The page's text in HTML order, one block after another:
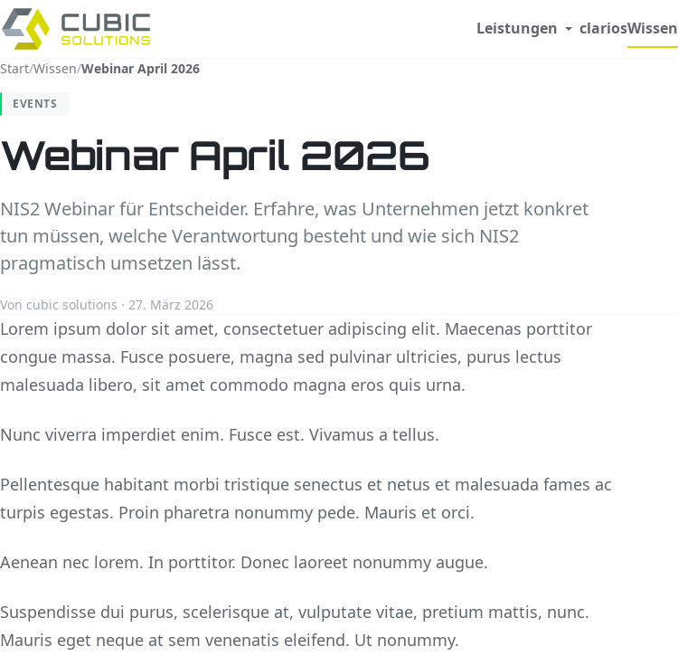
Leistungen clariosWissen
Start/Wissen/Webinar April 2026
EVENTS
Webinar April 2026
NIS2 Webinar für Entscheider. Erfahre, was Unternehmen jetzt konkret
tun müssen, welche Verantwortung besteht und wie sich NIS2
pragmatisch umsetzen lässt.
Von cubic solutions · 27. März 2026
Lorem ipsum dolor sit amet, consectetuer adipiscing elit. Maecenas porttitor
congue massa. Fusce posuere, magna sed pulvinar ultricies, purus lectus
malesuada libero, sit amet commodo magna eros quis urna.
Nunc viverra imperdiet enim. Fusce est. Vivamus a tellus.
Pellentesque habitant morbi tristique senectus et netus et malesuada fames ac
turpis egestas. Proin pharetra nonummy pede. Mauris et orci.
Aenean nec lorem. In porttitor. Donec laoreet nonummy augue.
Suspendisse dui purus, scelerisque at, vulputate vitae, pretium mattis, nunc.
Mauris eget neque at sem venenatis eleifend. Ut nonummy.